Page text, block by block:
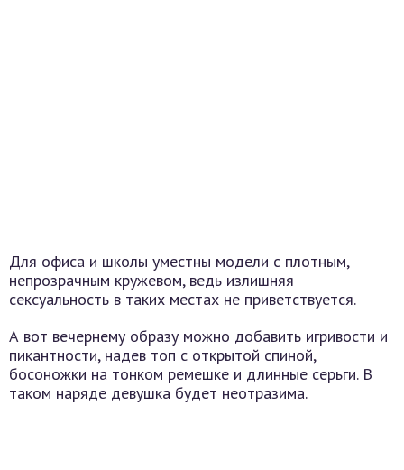
Для офиса и школы уместны модели с плотным,
непрозрачным кружевом, ведь излишняя
сексуальность в таких местах не приветствуется.
А вот вечернему образу можно добавить игривости и
пикантности, надев топ с открытой спиной,
босоножки на тонком ремешке и длинные серьги. В
таком наряде девушка будет неотразима.